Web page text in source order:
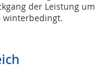
der Leistung um
winterbedingt.